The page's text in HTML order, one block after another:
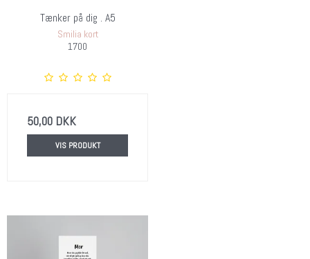
Tænker på dig . A5
Smilia kort
1700
50,00 DKK
VIS PRODUKT